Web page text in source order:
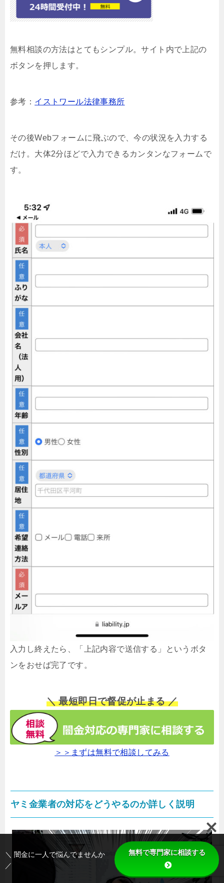
無料相談の方法はとてもシンプル。サイト内で上記の
ボタンを押します。
参考： イストワール法律事務所
その後Webフォームに飛ぶので、今の状況を入力する
だけ。大体2分ほどで入力できるカンタンなフォームで
す。
入力し終えたら、「上記内容で送信する」というボタ
ンをおせば完了です。
＼ 最短即日で督促が止まる ／
＞＞まずは無料で相談してみる
ヤミ金業者の対応をどうやるのか詳しく説明
＼ 闇金に一人で悩んでませんか
／
無料で専門家に相談する